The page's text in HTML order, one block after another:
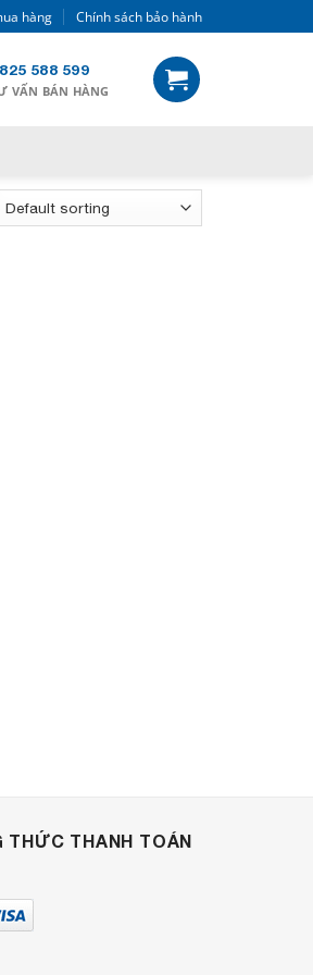
hàng Chính sách bảo hành
588 599
VẤN BÁN HÀNG
THỨC THANH TOÁN